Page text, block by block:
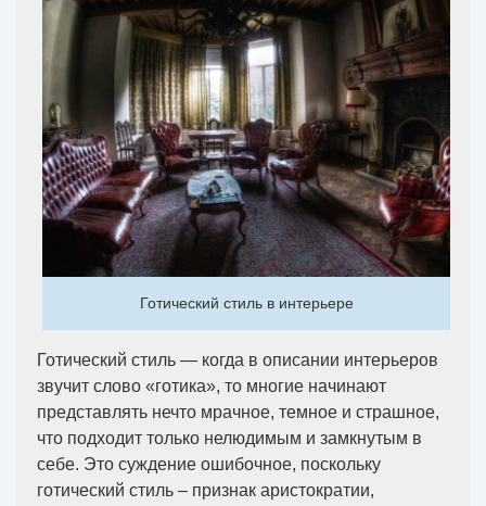
Готический стиль в интерьере
Готический стиль — когда в описании интерьеров
звучит слово «готика», то многие начинают
представлять нечто мрачное, темное и страшное,
что подходит только нелюдимым и замкнутым в
себе. Это суждение ошибочное, поскольку
готический стиль – признак аристократии,